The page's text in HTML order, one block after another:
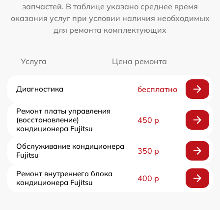
запчастей. В таблице указано среднее время
оказания услуг при условии наличия необходимых
для ремонта комплектующих
Услуга Цена ремонта
Диагностика бесплатно
Ремонт платы управления
(восстановление)
кондиционера Fujitsu
450 р
Обслуживание кондиционера
Fujitsu
350 р
Ремонт внутреннего блока
кондиционера Fujitsu
400 р